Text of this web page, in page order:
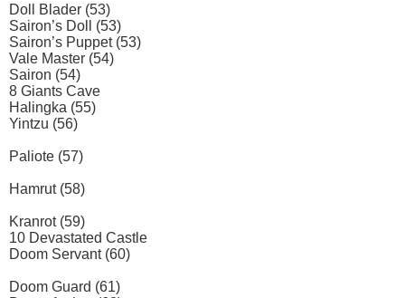
Doll Blader (53)
Sairon’s Doll (53)
Sairon’s Puppet (53)
Vale Master (54)
Sairon (54)
8 Giants Cave
Halingka (55)
Yintzu (56)
Paliote (57)
Hamrut (58)
Kranrot (59)
10 Devastated Castle
Doom Servant (60)
Doom Guard (61)